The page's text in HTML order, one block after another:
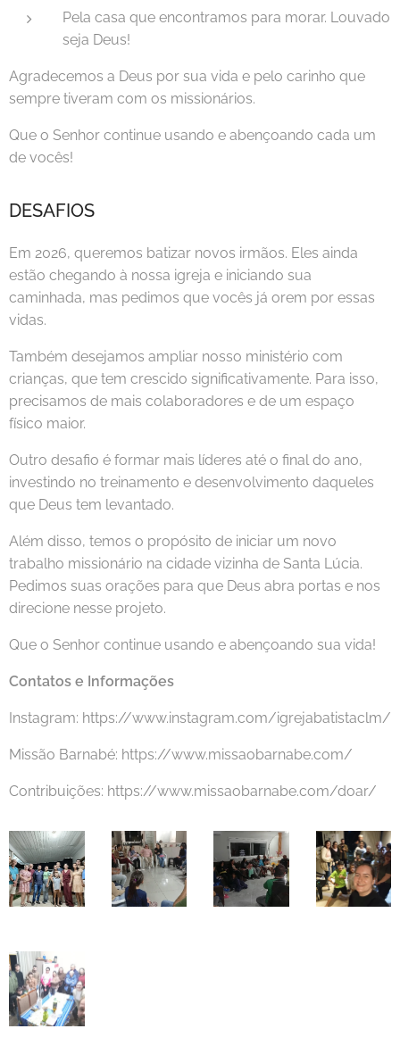
Pela casa que encontramos para morar. Louvado
seja Deus!
Agradecemos a Deus por sua vida e pelo carinho que
sempre tiveram com os missionários.
Que o Senhor continue usando e abençoando cada um
de vocês!
DESAFIOS
Em 2026, queremos batizar novos irmãos. Eles ainda
estão chegando à nossa igreja e iniciando sua
caminhada, mas pedimos que vocês já orem por essas
vidas.
Também desejamos ampliar nosso ministério com
crianças, que tem crescido significativamente. Para isso,
precisamos de mais colaboradores e de um espaço
físico maior.
Outro desafio é formar mais líderes até o final do ano,
investindo no treinamento e desenvolvimento daqueles
que Deus tem levantado.
Além disso, temos o propósito de iniciar um novo
trabalho missionário na cidade vizinha de Santa Lúcia.
Pedimos suas orações para que Deus abra portas e nos
direcione nesse projeto.
Que o Senhor continue usando e abençoando sua vida!
Contatos e Informações
Instagram: https://www.instagram.com/igrejabatistaclm/
Missão Barnabé: https://www.missaobarnabe.com/
Contribuições: https://www.missaobarnabe.com/doar/